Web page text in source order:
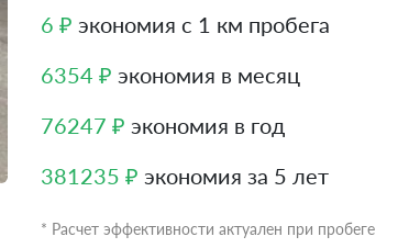
6 ₽ экономия с 1 км пробега
6354 ₽ экономия в месяц
76247 ₽ экономия в год
381235 ₽ экономия за 5 лет
* Расчет эффективности актуален при пробеге